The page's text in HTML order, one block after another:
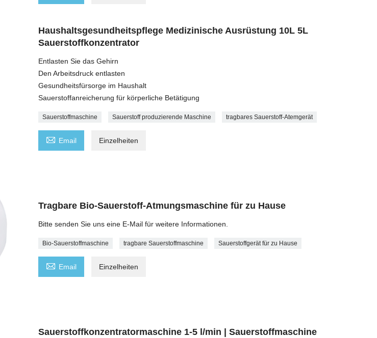
Haushaltsgesundheitspflege Medizinische Ausrüstung 10L 5L
Sauerstoffkonzentrator
Entlasten Sie das Gehirn
Den Arbeitsdruck entlasten
Gesundheitsfürsorge im Haushalt
Sauerstoffanreicherung für körperliche Betätigung
Sauerstoffmaschine Sauerstoff produzierende Maschine tragbares Sauerstoff-Atemgerät
 Email Einzelheiten
Tragbare Bio-Sauerstoff-Atmungsmaschine für zu Hause
Bitte senden Sie uns eine E-Mail für weitere Informationen.
Bio-Sauerstoffmaschine tragbare Sauerstoffmaschine Sauerstoffgerät für zu Hause
 Email Einzelheiten
Sauerstoffkonzentratormaschine 1-5 l/min | Sauerstoffmaschine